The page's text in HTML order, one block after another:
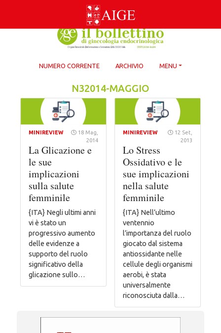
NUMERO CORRENTE ARCHIVIO MENU
N32014-MAGGIO
MINIREVIEW
18 Mag,
2014
La Glicazione e
le sue
implicazioni
sulla salute
femminile
{ITA} Negli ultimi anni
vi è stato un
progressivo aumento
delle evidenze a
supporto del ruolo
significativo della
glicazione sullo…
MINIREVIEW
12 Set,
2013
Lo Stress
Ossidativo e le
sue implicazioni
nella salute
femminile
{ITA} Nell’ultimo
ventennio
l’importanza del ruolo
giocato dal sistema
antiossidante nelle
cellule degli organismi
aerobi, è stata
universalmente
riconosciuta dalla…